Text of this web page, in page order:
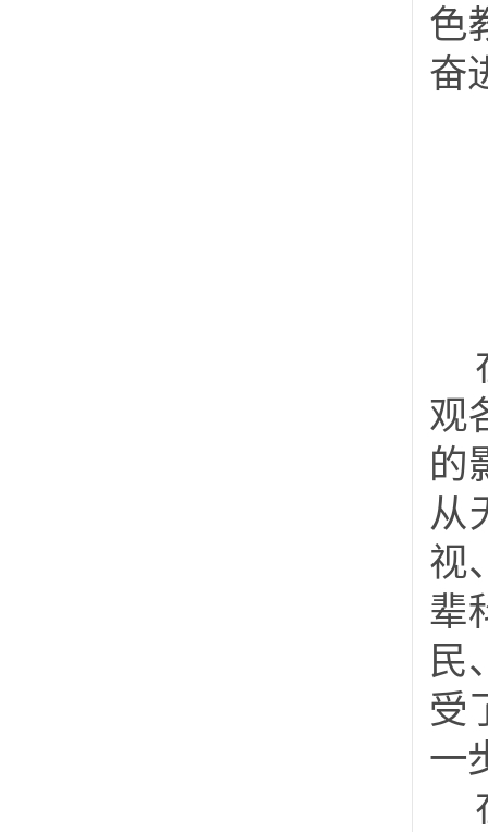
色
奋
观
的
从
视
辈
民
受
一